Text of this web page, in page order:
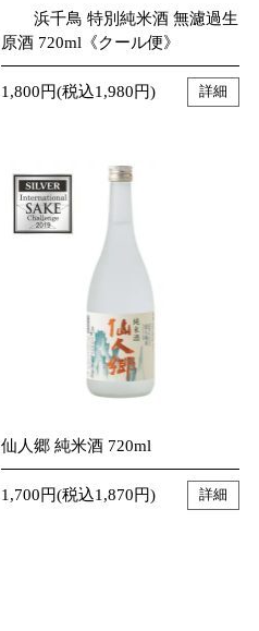
浜千鳥 特別純米酒 無濾過生
原酒 720ml《クール便》
1,800円(税込1,980円) 詳細
仙人郷 純米酒 720ml
1,700円(税込1,870円) 詳細